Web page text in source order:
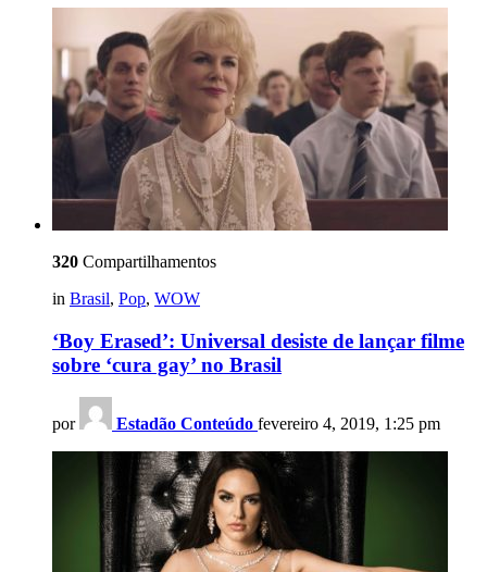
320 Compartilhamentos
in Brasil, Pop, WOW
‘Boy Erased’: Universal desiste de lançar filme
sobre ‘cura gay’ no Brasil
por Estadão Conteúdo fevereiro 4, 2019, 1:25 pm